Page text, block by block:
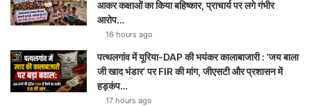
आकर कक्षाओं का किया बहिष्कार, प्राचार्य पर लगे गंभीर
आरोप…
16 hours ago
पत्थलगांव में यूरिया-DAP की भयंकर कालाबाजारी : ‘जय बाला
जी खाद भंडार’ पर FIR की मांग, जीएसटी और प्रशासन में
हड़कंप…
17 hours ago